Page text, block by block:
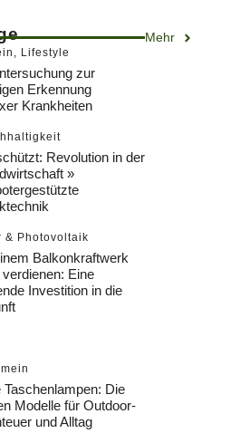
Mehr
, Lifestyle
zur
Erkennung
Krankheiten
Revolution in der
»
& Photovoltaik
Balkonkraftwerk
Eine
Investition in die
Taschenlampen: Die
Modelle für Outdoor-
und Alltag